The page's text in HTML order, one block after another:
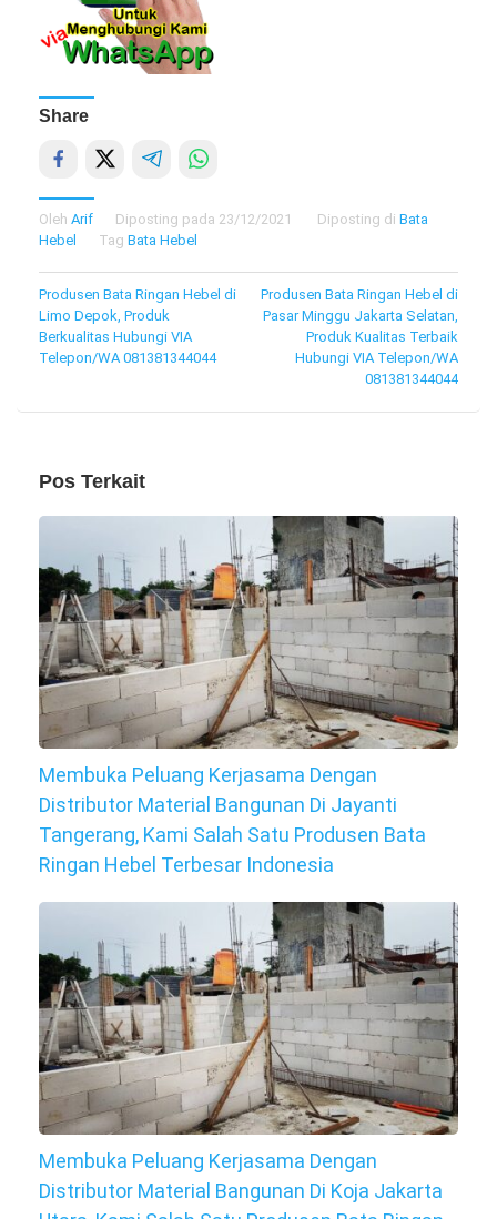
Share
Oleh Arif Diposting pada 23/12/2021 Diposting di Bata
Hebel
Tag Bata Hebel
Navigasi
pos
Produsen Bata Ringan Hebel di
Limo Depok, Produk
Berkualitas Hubungi VIA
Telepon/WA 081381344044
Produsen Bata Ringan Hebel di
Pasar Minggu Jakarta Selatan,
Produk Kualitas Terbaik
Hubungi VIA Telepon/WA
081381344044
Pos Terkait
Membuka Peluang Kerjasama Dengan
Distributor Material Bangunan Di Jayanti
Tangerang, Kami Salah Satu Produsen Bata
Ringan Hebel Terbesar Indonesia
Membuka Peluang Kerjasama Dengan
Distributor Material Bangunan Di Koja Jakarta